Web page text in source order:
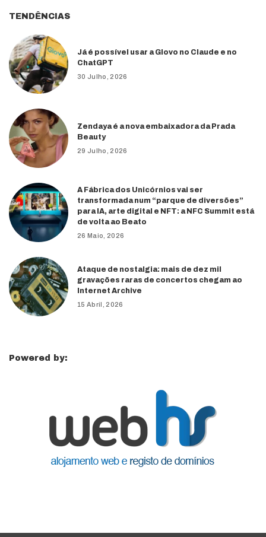
TENDÊNCIAS
Já é possível usar a Glovo no Claude e no
ChatGPT
30 Julho, 2026
Zendaya é a nova embaixadora da Prada
Beauty
29 Julho, 2026
A Fábrica dos Unicórnios vai ser
transformada num “parque de diversões”
para IA, arte digital e NFT: a NFC Summit está
de volta ao Beato
26 Maio, 2026
Ataque de nostalgia: mais de dez mil
gravações raras de concertos chegam ao
Internet Archive
15 Abril, 2026
Powered by: